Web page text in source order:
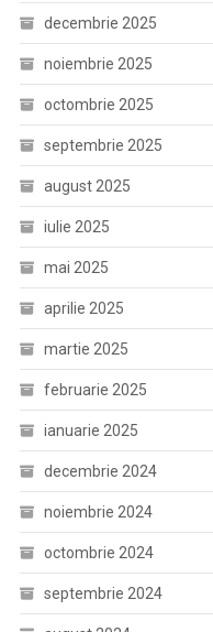
decembrie 2025
noiembrie 2025
octombrie 2025
septembrie 2025
august 2025
iulie 2025
mai 2025
aprilie 2025
martie 2025
februarie 2025
ianuarie 2025
decembrie 2024
noiembrie 2024
octombrie 2024
septembrie 2024